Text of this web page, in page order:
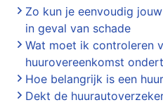
Zo kun je eenvoudig
in geval van schade
Wat moet ik controleren
huurovereenkomst
Hoe belangrijk is een
Dekt de